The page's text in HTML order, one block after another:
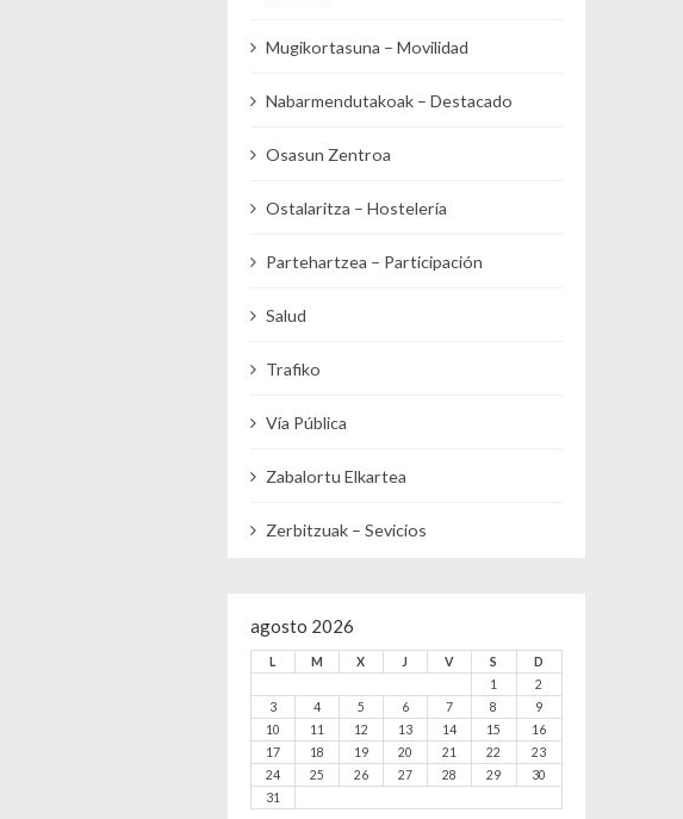
Mugikortasuna – Movilidad
Nabarmendutakoak – Destacado
Osasun Zentroa
Ostalaritza – Hostelería
Partehartzea – Participación
Salud
Trafiko
Vía Pública
Zabalortu Elkartea
Zerbitzuak – Sevicios
agosto 2026
L M X J V S
D
1
2
3
4 5 6 7 8
9
10
11 12 13 14 15
16
17
18 19 20 21 22
23
24
25 26 27 28 29
30
31